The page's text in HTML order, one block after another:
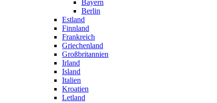
Bayern
Berlin
Estland
Finnland
Frankreich
Griechenland
Großbritannien
Irland
Island
Italien
Kroatien
Letland